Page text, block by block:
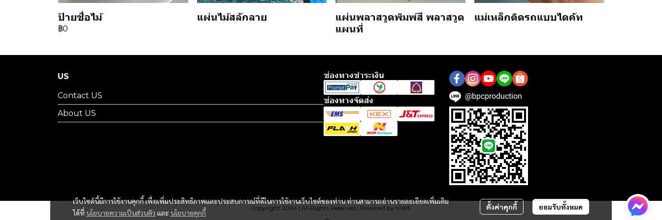
ป้ายชื่อไม้
฿0
แผ่นไม้สลักลาย
แผ่นพลาสวูดพิมพ์สี พลาสวูด
แผนที่
แม่เหล็กติดรถแบบไดคัท
เว็บไซต์นี้มีการใช้งานคุกกี้ เพื่อเพิ่มประสิทธิภาพและประสบการณ์ที่ดีในการใช้งานเว็บไซต์ของท่าน ท่านสามารถอ่านรายละเอียดเพิ่มเติม
ได้ที่ นโยบายความเป็นส่วนตัว และ นโยบายคุกกี้
ตั้งค่าคุกกี้ ยอมรับทั้งหมด
US
Contact US
About US
ช่องทางชำระเงิน
ช่องทางจัดส่ง @bpcproduction
Copyright 2024 | All Rights Reserved | Powered by MWE